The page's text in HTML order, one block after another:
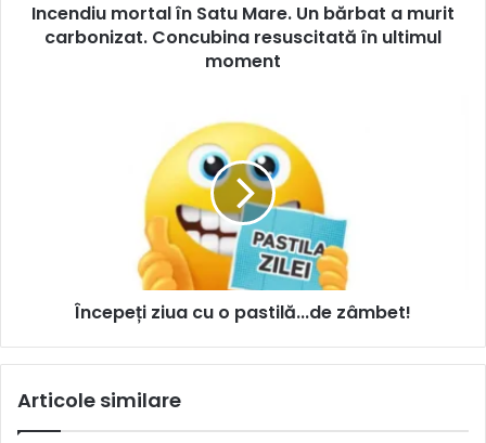
Incendiu mortal în Satu Mare. Un bărbat a murit
carbonizat. Concubina resuscitată în ultimul
moment
Începeți ziua cu o pastilă...de zâmbet!
Articole similare